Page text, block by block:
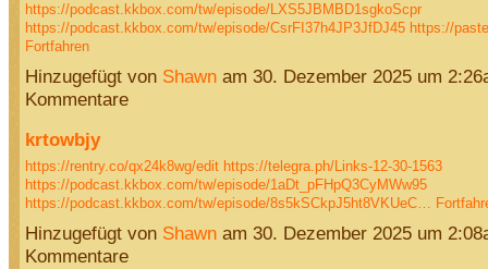
https://podcast.kkbox.com/tw/episode/LXS5JBMBD1sgkoScpr
https://podcast.kkbox.com/tw/episode/CsrFI37h4JP3JfDJ45 https://
Fortfahren
Hinzugefügt von Shawnam 30. Dezember 2025 um
Kommentare
krtowbjy
https://rentry.co/qx24k8wg/edit https://telegra.ph/Links-12-30-1563
https://podcast.kkbox.com/tw/episode/1aDt_pFHpQ3CyMWw95
https://podcast.kkbox.com/tw/episode/8s5kSCkpJ5ht8VKUeC…
Hinzugefügt von Shawnam 30. Dezember 2025 um
Kommentare